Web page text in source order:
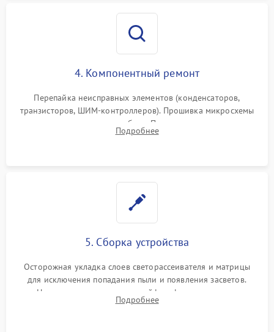
4. Компонентный ремонт
Перепайка неисправных элементов (конденсаторов,
транзисторов, ШИМ-контроллеров). Прошивка микросхемы
памяти при программных сбоях. При поломке подсветки —
разборка матрицы и замена выгоревших светодиодов.
Подробнее
5. Сборка устройства
Осторожная укладка слоев светорассеивателя и матрицы
для исключения попадания пыли и появления засветов.
Надежное подключение шлейфов, фиксация плат и
аккуратное защелкивание пластикового корпуса монитора.
Подробнее